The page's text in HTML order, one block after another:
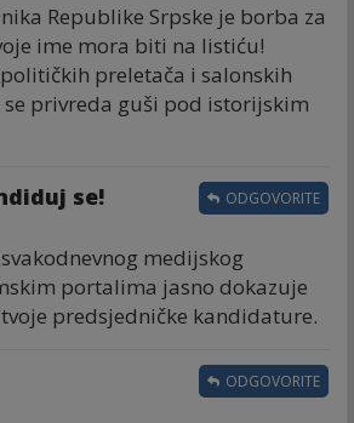
Republike Srpske je borba za
ime mora biti na listiću!
preletača i salonskih
privreda guši pod istorijskim
se!
medijskog
portalima jasno dokazuje
predsjedničke kandidature.
ODGOVORITE
ODGOVORITE